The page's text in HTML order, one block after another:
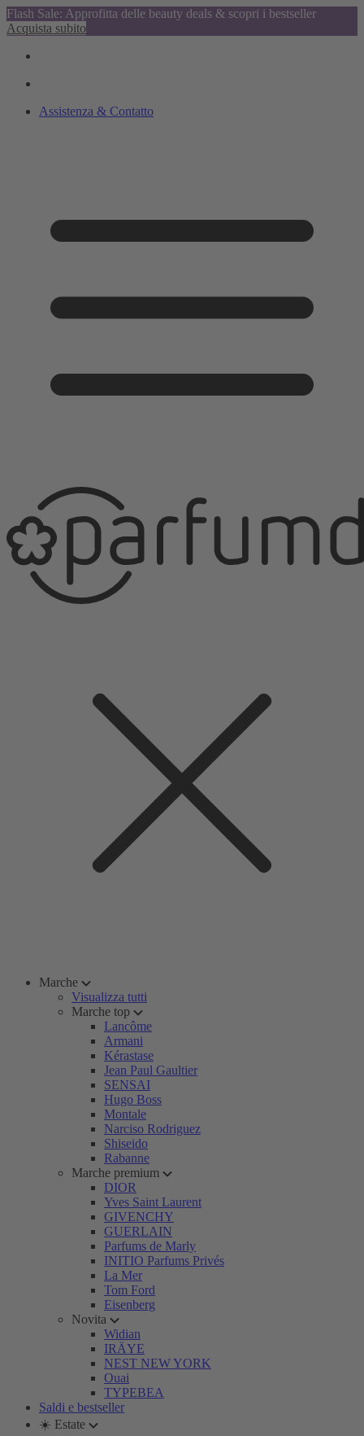
Flash Sale: Approfitta delle beauty deals & scopri i bestseller
Acquista subito
Assistenza & Contatto
Marche
Visualizza tutti
Marche top
Lancôme
Armani
Kérastase
Jean Paul Gaultier
SENSAI
Hugo Boss
Montale
Narciso Rodriguez
Shiseido
Rabanne
Marche premium
DIOR
Yves Saint Laurent
GIVENCHY
GUERLAIN
Parfums de Marly
INITIO Parfums Privés
La Mer
Tom Ford
Eisenberg
Novita
Widian
IRÄYE
NEST NEW YORK
Ouai
TYPEBEA
Saldi e bestseller
☀️ Estate